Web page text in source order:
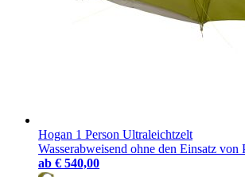
Hogan 1 Person Ultraleichtzelt
Wasserabweisend ohne den Einsatz von
ab € 540,00